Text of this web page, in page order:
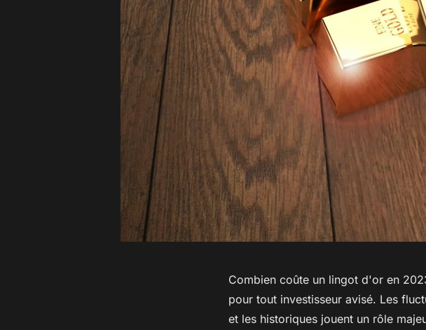
Combien coûte un lingot d'or en
pour tout investisseur avisé. Les
et les historiques jouent un rôle